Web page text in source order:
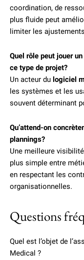
coordination, de
plus fluide peut
limiter les
Quel rôle peut jouer
ce type de projet?
Un acteur du logiciel
les systèmes et les
souvent déterminant
Qu’attend-on
plannings?
Une meilleure
plus simple entre
en respectant les
organisationnelles.
Questions
Quel est l’objet de
Medical ?